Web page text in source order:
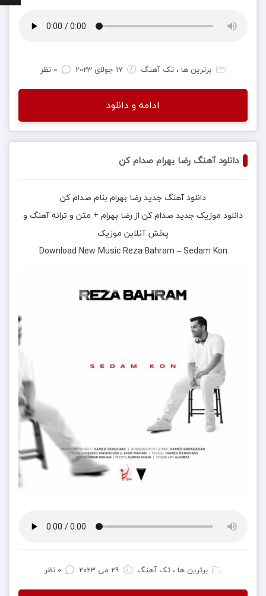
برترین ها ، تک آهنگ 17 جولای 2023 0 نظر
ادامه و دانلود
دانلود آهنگ رضا بهرام صدام کن
دانلود آهنگ جدید رضا بهرام بنام صدام کن
دانلود موزیک جدید صدام کن از رضا بهرام + متن و ترانه آهنگ و
پخش آنلاین موزیک
Download New MusicReza Bahram –Sedam Kon
برترین ها ، تک آهنگ 29 می 2023 0 نظر